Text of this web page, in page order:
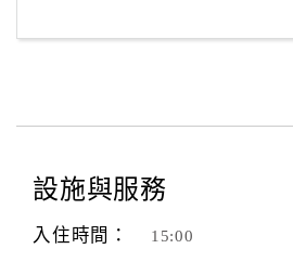
設施與服務
入住時間： 15:00